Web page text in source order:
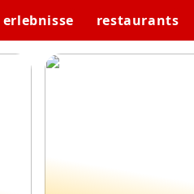
erlebnisse restaurants